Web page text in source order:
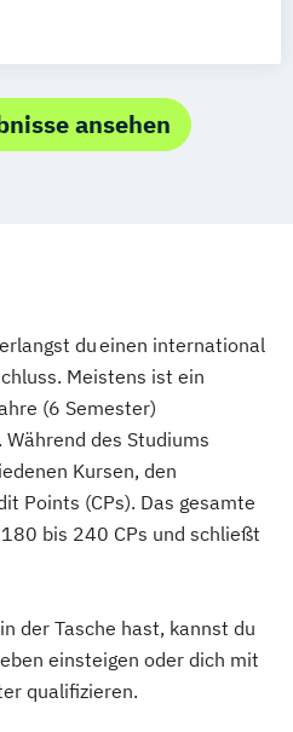
ansehen
du einen international
Meistens ist ein
(6 Semester)
des Studiums
Kursen, den
Points (CPs). Das gesamte
bis 240 CPs und schließt
der Tasche hast, kannst du
einsteigen oder dich mit
qualifizieren.